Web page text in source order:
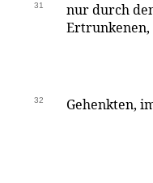
31
nur durch
Ertrunkenen,
32 Gehenkten,